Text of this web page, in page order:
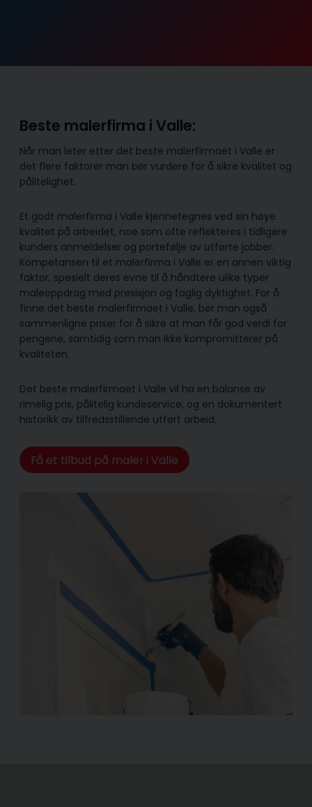
Beste malerfirma i Valle:
Når man leter etter det beste malerfirmaet i Valle er
det flere faktorer man bør vurdere for å sikre kvalitet og
pålitelighet.
Et godt malerfirma i Valle kjennetegnes ved sin høye
kvalitet på arbeidet, noe som ofte reflekteres i tidligere
kunders anmeldelser og portefølje av utførte jobber.
Kompetansen til et malerfirma i Valle er en annen viktig
faktor, spesielt deres evne til å håndtere ulike typer
maleoppdrag med presisjon og faglig dyktighet. For å
finne det beste malerfirmaet i Valle, bør man også
sammenligne priser for å sikre at man får god verdi for
pengene, samtidig som man ikke kompromitterer på
kvaliteten.
Det beste malerfirmaet i Valle vil ha en balanse av
rimelig pris, pålitelig kunde­service, og en dokumentert
historikk av tilfredsstillende utført arbeid.
Få et tilbud på maler i Valle